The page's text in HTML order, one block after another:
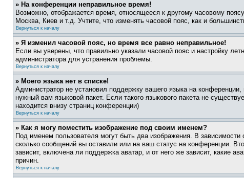
» На конференции неправильное время!
Возможно, отображается время, относящееся к другому часовому
Москва, Киев и т.д. Учтите, что изменять часовой пояс, как и
Вернуться к началу
» Я изменил часовой пояс, но время все равно неправильное!
Если вы уверены, что правильно указали часовой пояс и настройку
администратора для устранения проблемы.
Вернуться к началу
» Моего языка нет в списке!
Администратор не установил поддержку вашего языка на
нужный вам языковой пакет. Если такого языкового пакета не
находится внизу страниц конференции)
Вернуться к началу
» Как я могу поместить изображение под своим именем?
Под именем пользователя могут быть два изображения. В
сколько сообщений вы оставили или на ваш статус на конференции.
зависит, включена ли поддержка аватар, и от него же зависит, какие
причин.
Вернуться к началу